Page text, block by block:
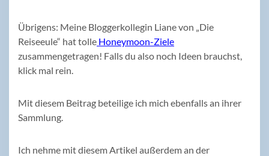
Übrigens: Meine Bloggerkollegin Liane von „Die
Reiseeule“ hat tolle Honeymoon-Ziele
zusammengetragen! Falls du also noch Ideen brauchst,
klick mal rein.
Mit diesem Beitrag beteilige ich mich ebenfalls an ihrer
Sammlung.
Ich nehme mit diesem Artikel außerdem an der